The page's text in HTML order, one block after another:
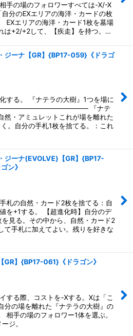
手の場のフォロワーすべては-X/-X
分のEXエリアの海洋・カードの枚
EXエリアの海洋・カード1枚を墓場
は+2/+2して、【疾走】を持つ。…
ジーナ【GR】{BP17-059}《ドラゴ
する。 『ナテラの大樹』1つを場に
『ナテ
然・アミュレットこれが場を離れた
。自分の手札1枚を捨てる。：これ
ジーナ(EVOLVE)【GR】{BP17-
ン》
札の自然・カード2枚を捨てる：自
を+1する。 【超進化時】自分のデ
を見る。その中から、自然・カード2
て手札に加えてよい。残りを好きな
GR】{BP17-061}《ドラゴン》
する際、コストを-Xする。Xは「こ
分の場を離れた『ナテラの大樹』の
相手の場のフォロワー1体を選ぶ。
ジ。